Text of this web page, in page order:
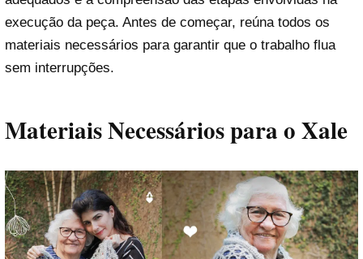
execução da peça. Antes de começar, reúna todos os
materiais necessários para garantir que o trabalho flua
sem interrupções.
Materiais Necessários para o Xale